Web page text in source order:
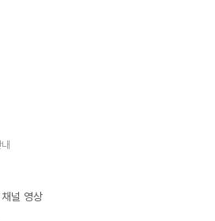
널 영상